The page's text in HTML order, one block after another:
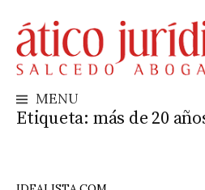
to
content
MENU
Etiqueta: más de 20